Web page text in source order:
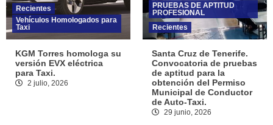
Recientes
Vehículos Homologados para
Taxi
KGM Torres homologa su
versión EVX eléctrica
para Taxi.
2 julio, 2026
PRUEBAS DE APTITUD
PROFESIONAL
Recientes
Santa Cruz de Tenerife.
Convocatoria de pruebas
de aptitud para la
obtención del Permiso
Municipal de Conductor
de Auto-Taxi.
29 junio, 2026